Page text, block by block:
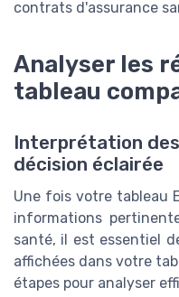
contrats d'assurance
Analyser les
tableau
Interprétation
décision éclairée
Une fois votre tableau
informations
santé, il est essentiel
affichées dans votre
étapes pour analyser